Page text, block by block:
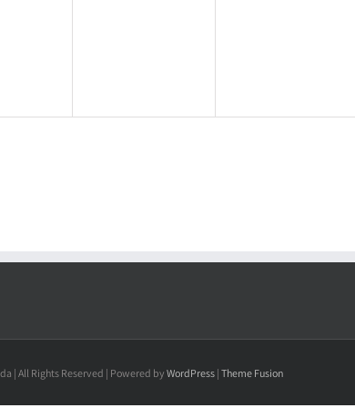
| All Rights Reserved | Powered by WordPress | Theme Fusion